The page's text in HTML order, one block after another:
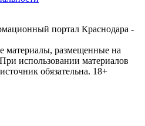
портал Краснодара -
материалы, размещенные на
использовании материалов
обязательна. 18+